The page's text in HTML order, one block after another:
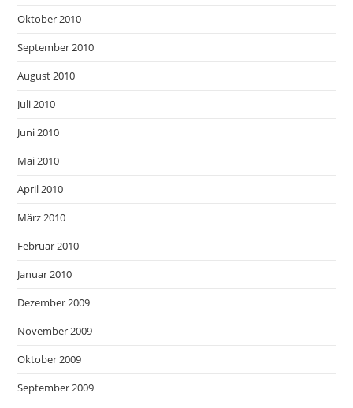
Oktober 2010
September 2010
August 2010
Juli 2010
Juni 2010
Mai 2010
April 2010
März 2010
Februar 2010
Januar 2010
Dezember 2009
November 2009
Oktober 2009
September 2009